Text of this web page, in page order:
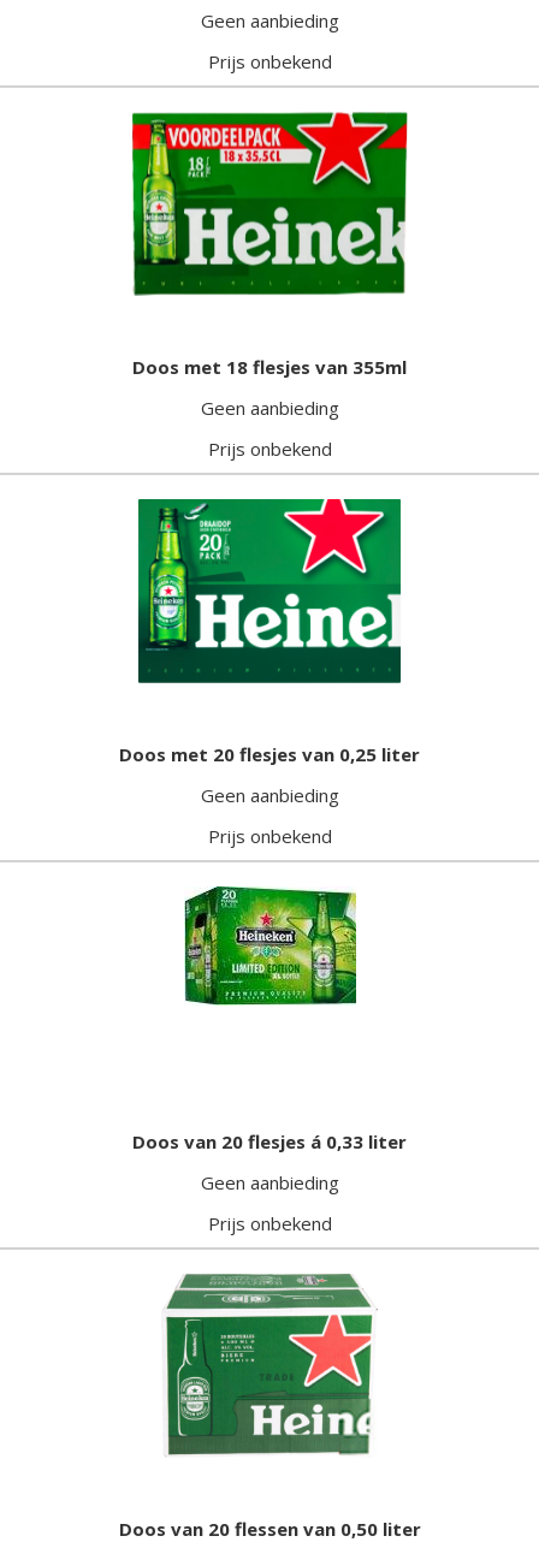
Geen aanbieding
Prijs onbekend
Doos met 18 flesjes van 355ml
Geen aanbieding
Prijs onbekend
Doos met 20 flesjes van 0,25 liter
Geen aanbieding
Prijs onbekend
Doos van 20 flesjes á 0,33 liter
Geen aanbieding
Prijs onbekend
Doos van 20 flessen van 0,50 liter